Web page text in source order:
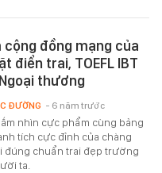
đồng mạng của
điển trai, TOEFL IBT
thương
nhìn cực phẩm cùng bảng
tích cực đỉnh của chàng
đúng chuẩn trai đẹp trường
ta.
ĐƯỜNG - 6 năm trước